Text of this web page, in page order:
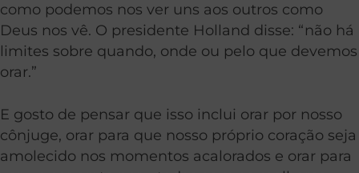
como podemos nos ver uns aos outros como
Deus nos vê. O presidente Holland disse: “não há
limites sobre quando, onde ou pelo que devemos
orar.”
E gosto de pensar que isso inclui orar por nosso
cônjuge, orar para que nosso próprio coração seja
amolecido nos momentos acalorados e orar para